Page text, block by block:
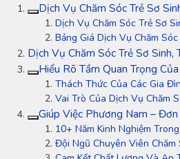
Dịch Vụ Chăm Sóc Trẻ Sơ
Dịch Vụ Chăm Sóc Trẻ Sơ
Bảng Giá Dịch Vụ Chăm
Dịch Vụ Chăm Sóc Trẻ Sơ Sinh,
Hiểu Rõ Tầm Quan Trọng
Thách Thức Của Các Gia
Vai Trò Của Dịch Vụ Chăm
Giúp Việc Phương Nam –
10+ Năm Kinh Nghiệm
Đội Ngũ Chuyên Viên